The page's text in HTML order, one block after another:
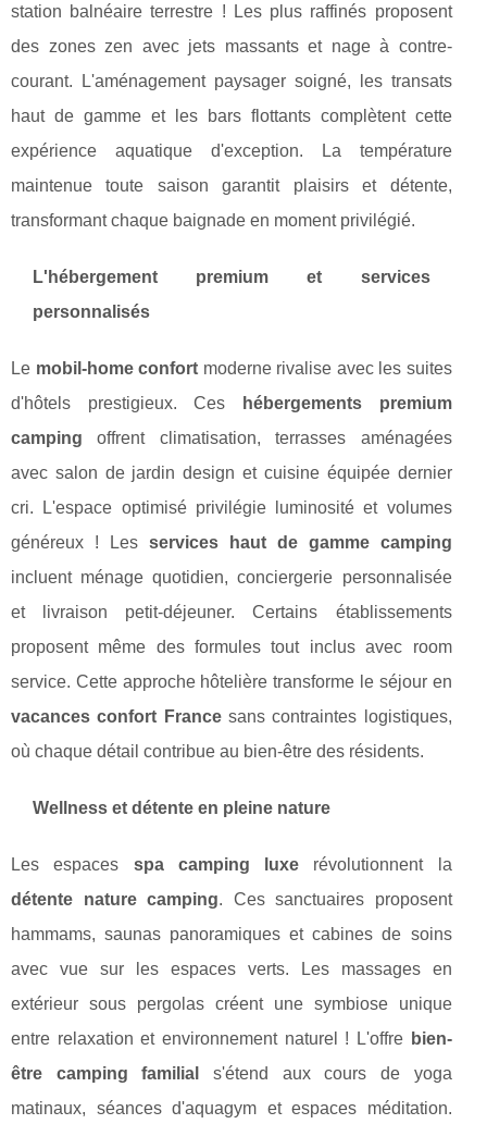
station balnéaire terrestre ! Les plus raffinés proposent
des zones zen avec jets massants et nage à contre-
courant. L'aménagement paysager soigné, les transats
haut de gamme et les bars flottants complètent cette
expérience aquatique d'exception. La température
maintenue toute saison garantit plaisirs et détente,
transformant chaque baignade en moment privilégié.
L'hébergement premium et services
personnalisés
Le mobil-home confort moderne rivalise avec les suites
d'hôtels prestigieux. Ces
hébergements premium
camping offrent climatisation, terrasses aménagées
avec salon de jardin design et cuisine équipée dernier
cri. L'espace optimisé privilégie luminosité et volumes
généreux ! Les services haut de gamme camping
incluent ménage quotidien, conciergerie personnalisée
et livraison petit-déjeuner. Certains établissements
proposent même des formules tout inclus avec room
service. Cette approche hôtelière transforme le séjour en
vacances confort Francesans contraintes logistiques,
où chaque détail contribue au bien-être des résidents.
Wellness et détente en pleine nature
Les espaces spa camping luxe révolutionnent la
détente nature camping. Ces sanctuaires proposent
hammams, saunas panoramiques et cabines de soins
avec vue sur les espaces verts. Les massages en
extérieur sous pergolas créent une symbiose unique
entre relaxation et environnement naturel ! L'offre bien-
être camping familial
s'étend aux cours de yoga
matinaux, séances d'aquagym et espaces méditation.